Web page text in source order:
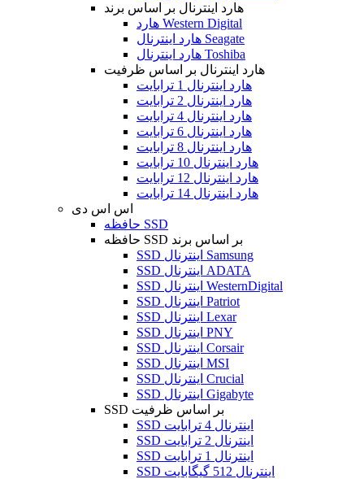
هارد اینترنال بر اساس برند
هارد Western Digital
هارد اینترنال Seagate
هارد اینترنال Toshiba
هارد اینترنال بر اساس ظرفیت
هارد اینترنال 1 ترابایت
هارد اینترنال 2 ترابایت
هارد اینترنال 4 ترابایت
هارد اینترنال 6 ترابایت
هارد اینترنال 8 ترابایت
هارد اینترنال 10 ترابایت
هارد اینترنال 12 ترابایت
هارد اینترنال 14 ترابایت
اس اس دی
حافظه SSD
حافظه SSD بر اساس برند
SSD اینترنال Samsung
SSD اینترنال ADATA
SSD اینترنال WesternDigital
SSD اینترنال Patriot
SSD اینترنال Lexar
SSD اینترنال PNY
SSD اینترنال Corsair
SSD اینترنال MSI
SSD اینترنال Crucial
SSD اینترنال Gigabyte
SSD بر اساس ظرفیت
SSD اینترنال 4 ترابایت
SSD اینترنال 2 ترابایت
SSD اینترنال 1 ترابایت
SSD اینترنال 512 گیگابایت